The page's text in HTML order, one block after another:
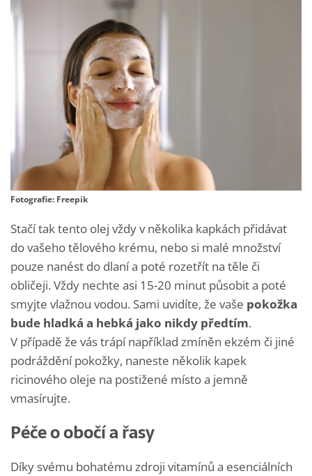
Fotografie: Freepik
Stačí tak tento olej vždy v několika kapkách přidávat
do vašeho tělového krému, nebo si malé množství
pouze nanést do dlaní a poté rozetřít na těle či
obličeji. Vždy nechte asi 15-20 minut působit a poté
smyjte vlažnou vodou. Sami uvidíte, že vaše pokožka
bude hladká a hebká jako nikdy předtím.
V případě že vás trápí například zmíněn ekzém či jiné
podráždění pokožky, naneste několik kapek
ricinového oleje na postižené místo a jemně
vmasírujte.
Péče o obočí a řasy
Díky svému bohatému zdroji vitamínů a esenciálních